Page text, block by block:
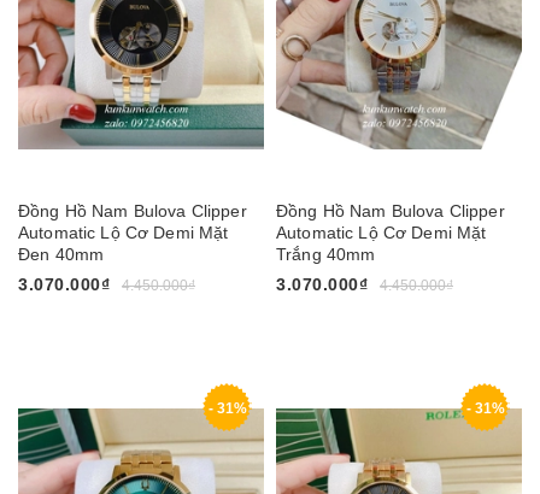
Đồng Hồ Nam Bulova Clipper
Automatic Lộ Cơ Demi Mặt
Đen 40mm
3.070.000₫
4.450.000₫
Đồng Hồ Nam Bulova Clipper
Automatic Lộ Cơ Demi Mặt
Trắng 40mm
3.070.000₫
4.450.000₫
- 31% - 31%